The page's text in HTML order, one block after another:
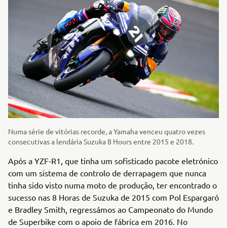
Numa série de vitórias recorde, a Yamaha venceu quatro vezes
consecutivas a lendária Suzuka 8 Hours entre 2015 e 2018.
Após a YZF-R1, que tinha um sofisticado pacote eletrónico
com um sistema de controlo de derrapagem que nunca
tinha sido visto numa moto de produção, ter encontrado o
sucesso nas 8 Horas de Suzuka de 2015 com Pol Espargaró
e Bradley Smith, regressámos ao Campeonato do Mundo
de Superbike com o apoio de fábrica em 2016. No